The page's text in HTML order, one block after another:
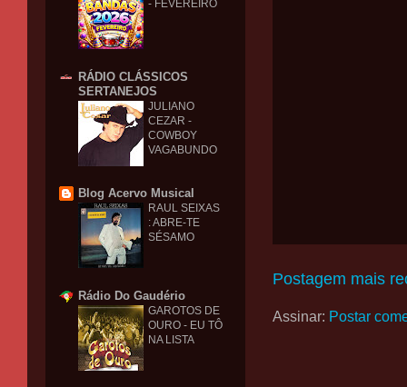
Postagem mais
Assinar: Postar
- FEVEREIRO
RÁDIO CLÁSSICOS
SERTANEJOS
JULIANO
CEZAR -
COWBOY
VAGABUNDO
Blog Acervo Musical
RAUL SEIXAS
: ABRE-TE
SÉSAMO
Rádio Do Gaudério
GAROTOS DE
OURO - EU TÔ
NA LISTA